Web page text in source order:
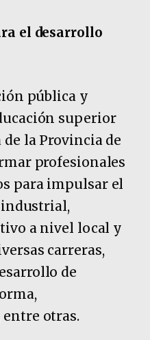
el desarrollo
pública y
superior
la Provincia de
profesionales
para impulsar el
a nivel local y
carreras,
de
otras.